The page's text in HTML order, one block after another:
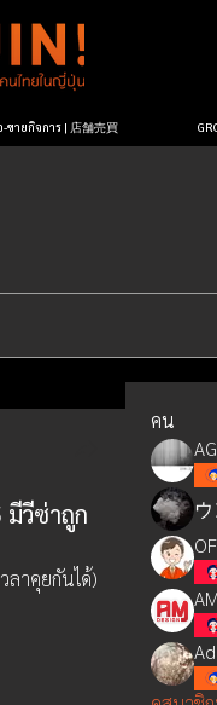
ขายกิจการ | 店舗売買
มีวีซ่าถูก
ลาคุยกันได้)
คน